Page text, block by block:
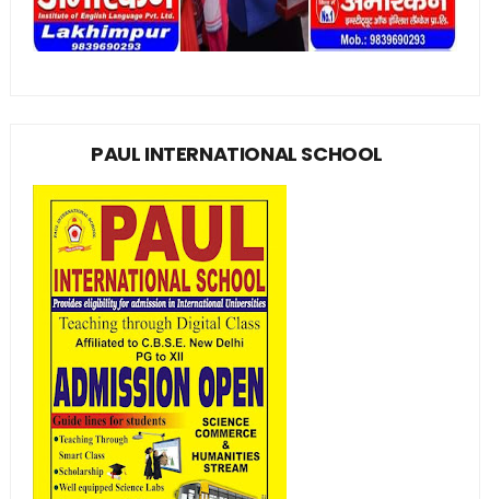
PAUL INTERNATIONAL SCHOOL